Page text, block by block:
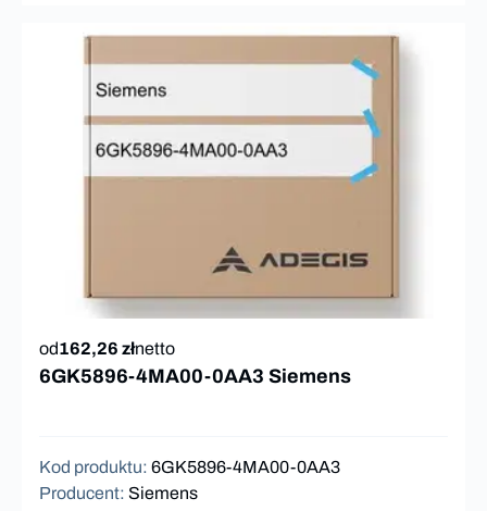
od162,26 złnetto
6GK5896-4MA00-0AA3 Siemens
Kod produktu: 6GK5896-4MA00-0AA3
Producent: Siemens